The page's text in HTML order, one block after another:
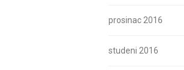
prosinac 2016
studeni 2016